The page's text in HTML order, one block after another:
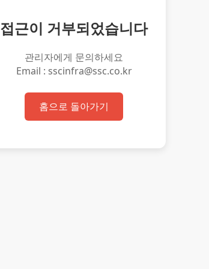
접근이 거부되었습니다
관리자에게 문의하세요
Email : sscinfra@ssc.co.kr
홈으로 돌아가기